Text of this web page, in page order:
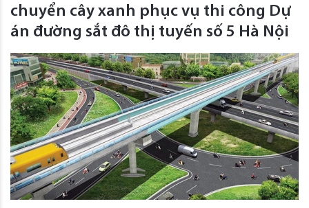
chuyển cây xanh phục vụ thi công Dự
án đường sắt đô thị tuyến số 5 Hà Nội